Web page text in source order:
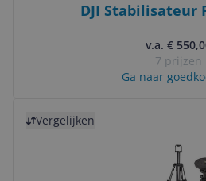
DJI Stabilisateur
v.a. €
7 prijzen
Ga naar
Vergelijken